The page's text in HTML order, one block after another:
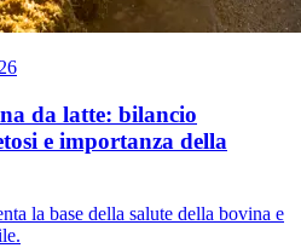
da latte: bilancio
e importanza della
la base della salute della bovina e